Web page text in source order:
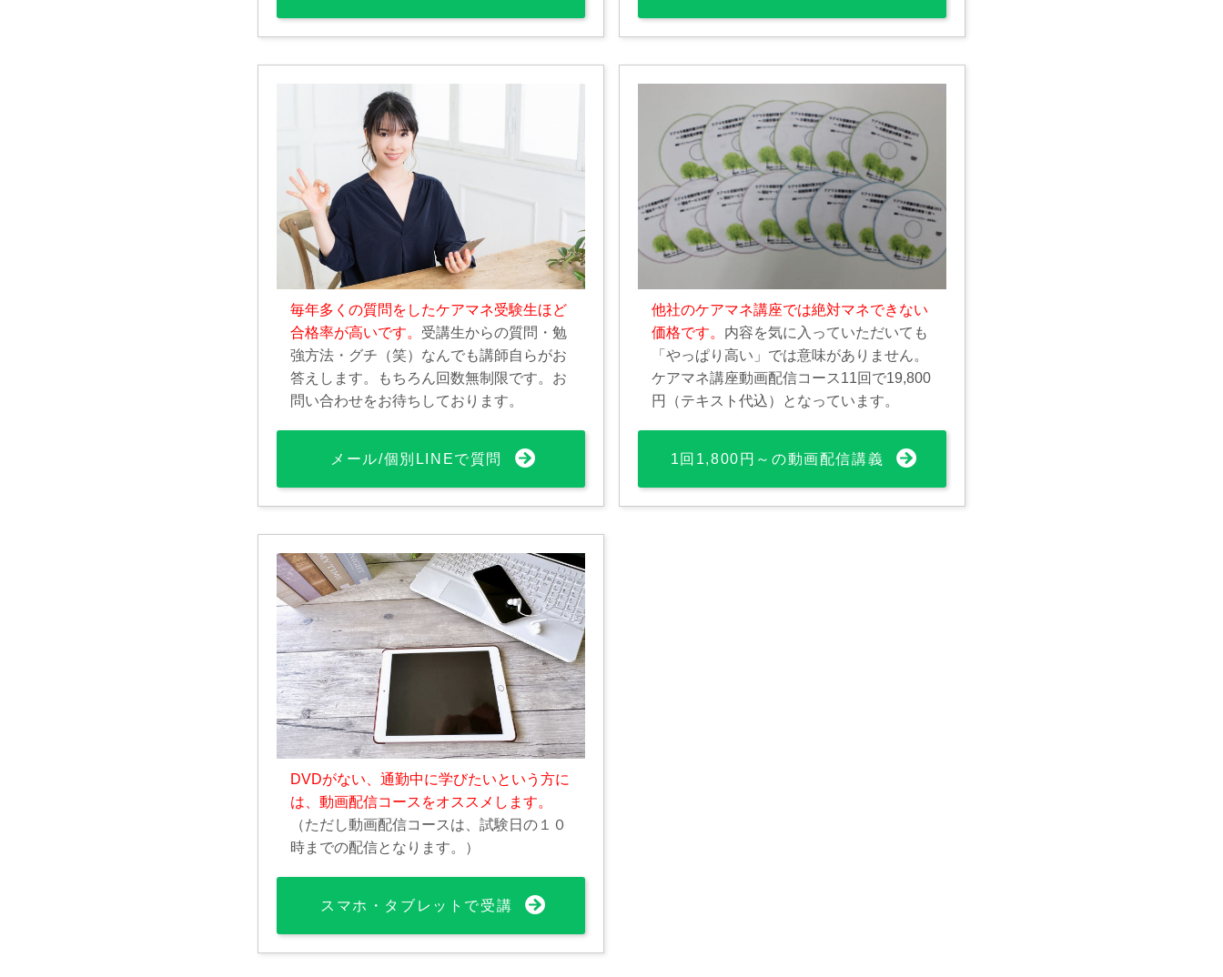
毎年多くの質問をしたケアマネ受験生ほど
合格率が高いです。 受講生からの質問・勉
強方法・グチ（笑）なんでも講師自らがお
答えします。もちろん回数無制限です。お
問い合わせをお待ちしております。
メール/個別LINEで質問
他社のケアマネ講座では絶対マネできない
価格です。 内容を気に入っていただいても
「やっぱり高い」では意味がありません。
ケアマネ講座動画配信コース11回で19,800
円（テキスト代込）となっています。
1回1,800円～の動画配信講義
DVDがない、通勤中に学びたいという方に
は、動画配信コースをオススメします。
（ただし動画配信コースは、試験日の１０
時までの配信となります。）
スマホ・タブレットで受講